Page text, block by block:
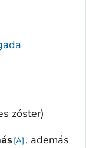
zóster)
A , además